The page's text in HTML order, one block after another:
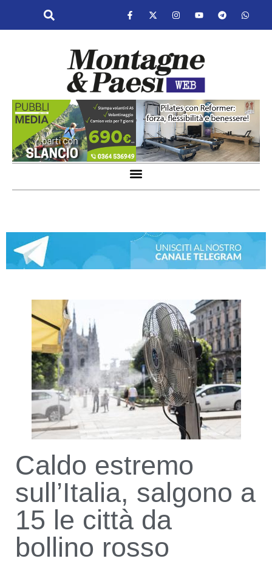
Caldo estremo
sull’Italia, salgono a
15 le città da
bollino rosso